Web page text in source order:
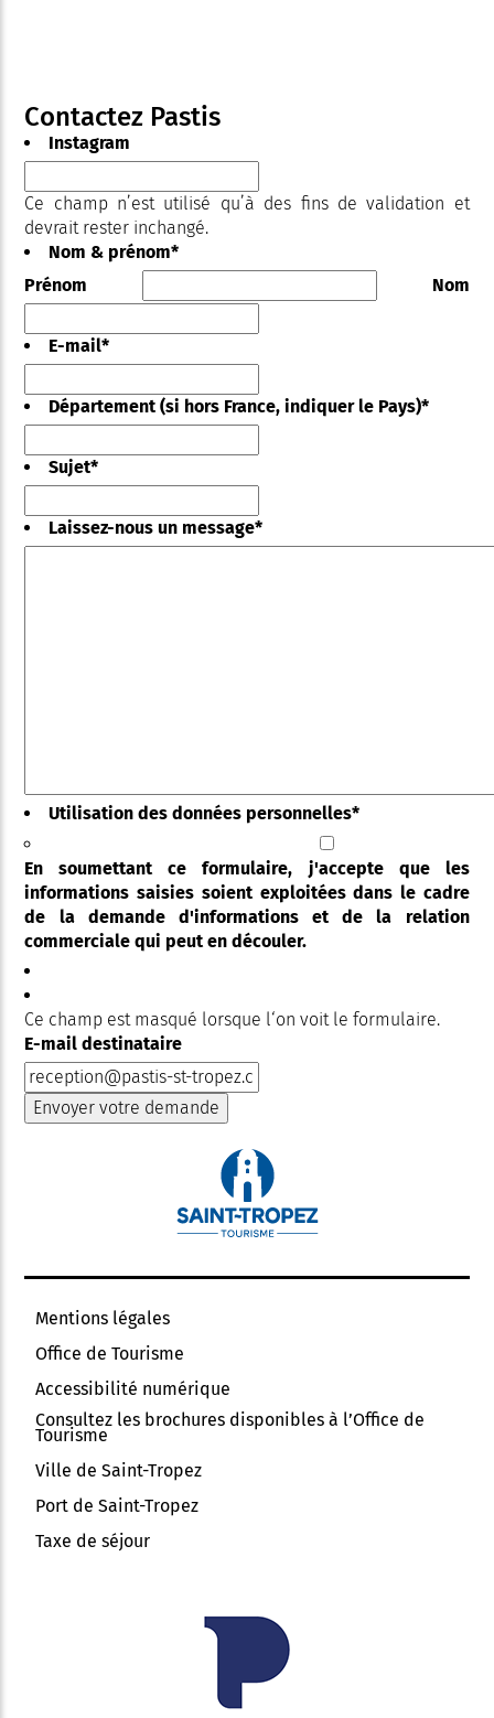
Contactez Pastis
Instagram
Ce champ n’est utilisé qu’à des fins de validation et
devrait rester inchangé.
Nom & prénom*
Prénom
Nom
E-mail*
Département (si hors France, indiquer le Pays)*
Sujet*
Laissez-nous un message*
Utilisation des données personnelles*
En soumettant ce formulaire, j'accepte que les
informations saisies soient exploitées dans le cadre
de la demande d'informations et de la relation
commerciale qui peut en découler.
Ce champ est masqué lorsque l‘on voit le formulaire.
E-mail destinataire
Mentions légales
Office de Tourisme
Accessibilité numérique
Consultez les brochures disponibles à l’Office de
Tourisme
Ville de Saint-Tropez
Port de Saint-Tropez
Taxe de séjour